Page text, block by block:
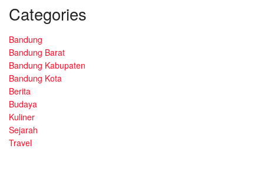
Categories
Bandung
Bandung Barat
Bandung Kabupaten
Bandung Kota
Berita
Budaya
Kuliner
Sejarah
Travel